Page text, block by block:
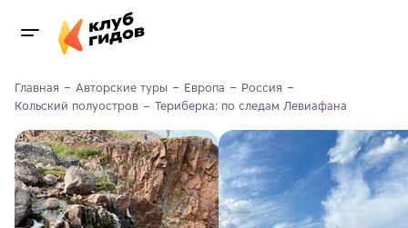
Главная Авторские туры Европа
Россия
Кольский полуостров
Териберка: по следам Левиафана